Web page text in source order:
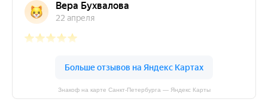
Знакоф на карте Санкт‑Петербурга — Яндекс Карты